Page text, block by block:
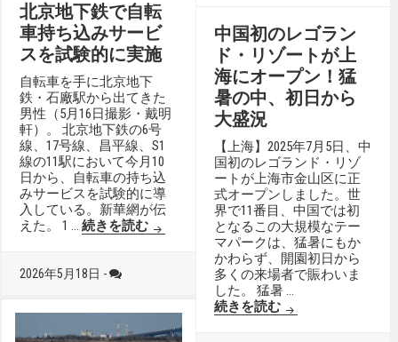
北京地下鉄で自転
車持ち込みサービ
スを試験的に実施
自転車を手に北京地下
鉄・石廠駅から出てきた
男性（5月16日撮影・戴明
軒）。 北京地下鉄の6号
線、17号線、昌平線、S1
線の11駅において今月10
日から、自転車の持ち込
みサービスを試験的に導
入している。新華網が伝
えた。 1 …続きを読む 北京地下鉄で自転車持ち込みサービスを
2026年5月18日 -
中国初のレゴラン
ド・リゾートが上
海にオープン！猛
暑の中、初日から
大盛況
【上海】2025年7月5日、中
国初のレゴランド・リゾ
ートが上海市金山区に正
式オープンしました。世
界で11番目、中国では初
となるこの大規模なテー
マパークは、猛暑にもか
かわらず、開園初日から
多くの来場者で賑わいま
した。 猛暑 …
続きを読む 中国初のレゴラ